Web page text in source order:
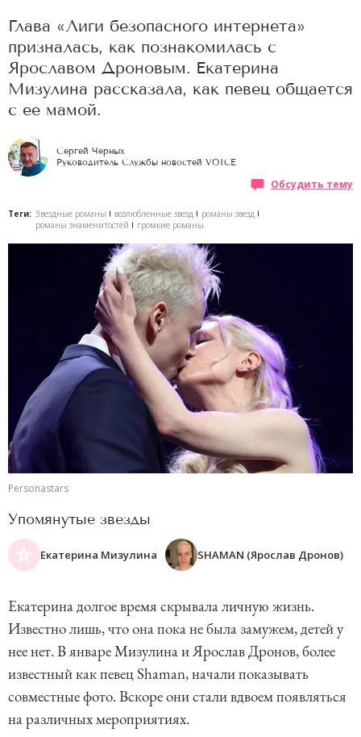
Глава «Лиги безопасного интернета»
призналась, как познакомилась с
Ярославом Дроновым. Екатерина
Мизулина рассказала, как певец общается
с ее мамой.
Сергей Черных
Руководитель Службы новостей VOICE
Обсудить тему
Теги: Звездные романы возлюбленные звезд
романы звезд
романы знаменитостей
громкие романы
Personastars
Упомянутые звезды
Екатерина Мизулина SHAMAN (Ярослав Дронов)
Екатерина долгое время скрывала личную жизнь.
Известно лишь, что она пока не была замужем, детей у
нее нет. В январе Мизулина и Ярослав Дронов, более
известный как певец Shaman, начали показывать
совместные фото. Вскоре они стали вдвоем появляться
на различных мероприятиях.